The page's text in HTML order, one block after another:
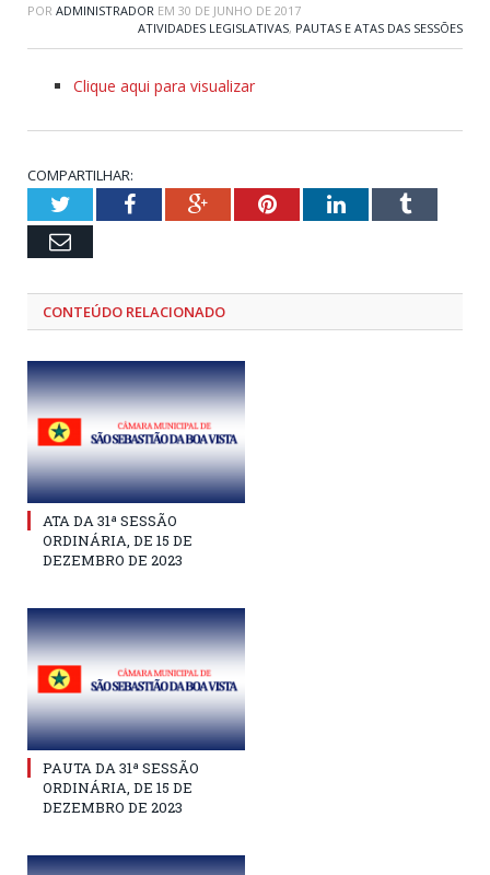
POR ADMINISTRADOR EM 30 DE JUNHO DE 2017
ATIVIDADES LEGISLATIVAS, PAUTAS E ATAS DAS SESSÕES
Clique aqui para visualizar
COMPARTILHAR:
TwitterFacebookGoogle+PinterestLinkedInTumblr
Email
CONTEÚDO RELACIONADO
ATA DA 31ª SESSÃO
ORDINÁRIA, DE 15 DE
DEZEMBRO DE 2023
PAUTA DA 31ª SESSÃO
ORDINÁRIA, DE 15 DE
DEZEMBRO DE 2023